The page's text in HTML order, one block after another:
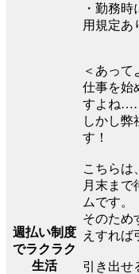
・勤務
用規定あ
週払い制度
でラクラク
生活
＜あって
仕事を始
すよね
しかし弊
す！
こちらは
月末まで
ムです。
そのため
えすれば
引き出せ